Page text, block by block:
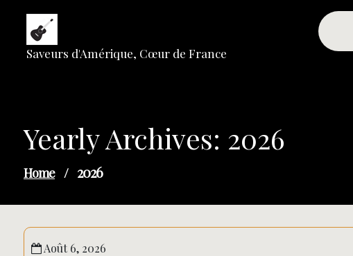
content
Saveurs d'Amérique, Cœur de France
Yearly Archives: 2026
Home / 2026
Août 6, 2026